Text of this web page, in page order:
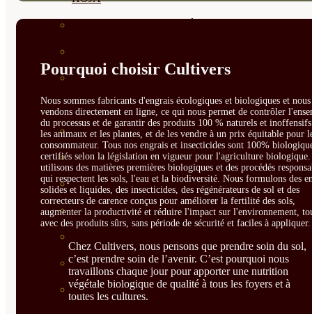
SEMILLAS FLORES
COMESTIBLES
SEMILLAS TRADICIONALES
SEMILLAS BRASICAS
SEMILLAS RAÍZ
SEMILLAS LEGUMINOSAS
CUBIERTAS VEGETALES
TIRAS DE SEMILLAS
Pourquoi choisir Cultivers
Nous sommes fabricants d'engrais écologiques et biologiques et nous
vendons directement en ligne, ce qui nous permet de contrôler
du processus et de garantir des produits 100 % naturels et
les animaux et les plantes, et de les vendre à un prix équitable pour
consommateur. Tous nos engrais et insecticides sont 100%
certifiés selon la législation en vigueur pour l'agriculture biologique.
utilisons des matières premières biologiques et des procédés
qui respectent les sols, l'eau et la biodiversité. Nous formulons des
solides et liquides, des insecticides, des régénérateurs de sol et des
correcteurs de carence conçus pour améliorer la fertilité des sols,
augmenter la productivité et réduire l'impact sur l'environnement,
avec des produits sûrs, sans période de sécurité et faciles à appliquer.
Chez Cultivers, nous pensons que prendre soin du sol,
c’est prendre soin de l’avenir. C’est pourquoi nous
travaillons chaque jour pour apporter une nutrition
végétale biologique de qualité à tous les foyers et à
toutes les cultures.